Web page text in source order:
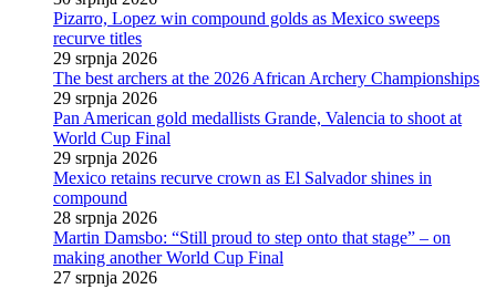
Pizarro, Lopez win compound golds as Mexico sweeps
recurve titles
29 srpnja 2026
The best archers at the 2026 African Archery Championships
29 srpnja 2026
Pan American gold medallists Grande, Valencia to shoot at
World Cup Final
29 srpnja 2026
Mexico retains recurve crown as El Salvador shines in
compound
28 srpnja 2026
Martin Damsbo: “Still proud to step onto that stage” – on
making another World Cup Final
27 srpnja 2026